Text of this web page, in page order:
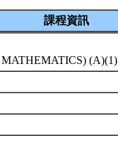
課程資訊
(A)(1)